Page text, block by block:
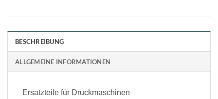
BESCHREIBUNG
ALLGEMEINE INFORMATIONEN
Ersatzteile für Druckmaschinen